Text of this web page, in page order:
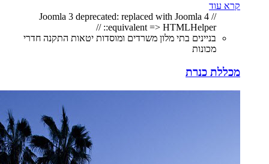
קרא עוד
// Joomla 3 deprecated: replaced with Joomla 4
equivalent => HTMLHelper:: //
בניינים בתי מלון משרדים ומוסדות יטאות התקנה חדרי
מכונות
מכללת כנרת